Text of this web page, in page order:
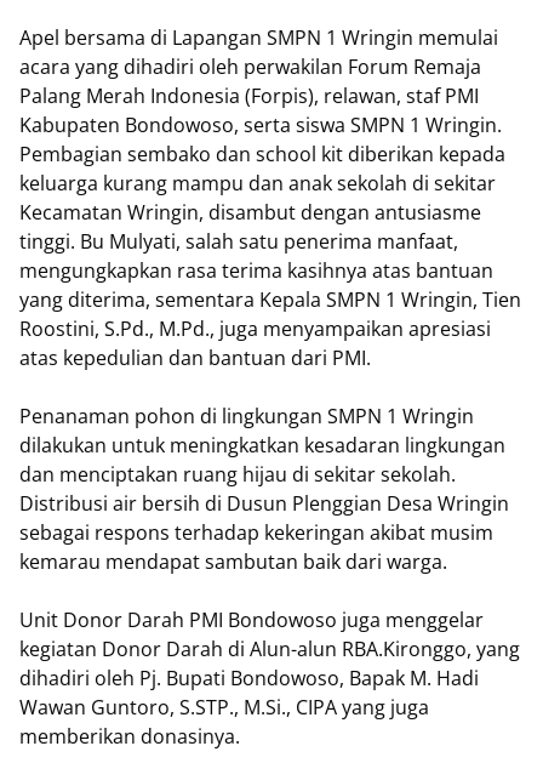
Apel bersama di Lapangan SMPN 1 Wringin memulai
acara yang dihadiri oleh perwakilan Forum Remaja
Palang Merah Indonesia (Forpis), relawan, staf PMI
Kabupaten Bondowoso, serta siswa SMPN 1 Wringin.
Pembagian sembako dan school kit diberikan kepada
keluarga kurang mampu dan anak sekolah di sekitar
Kecamatan Wringin, disambut dengan antusiasme
tinggi. Bu Mulyati, salah satu penerima manfaat,
mengungkapkan rasa terima kasihnya atas bantuan
yang diterima, sementara Kepala SMPN 1 Wringin, Tien
Roostini, S.Pd., M.Pd., juga menyampaikan apresiasi
atas kepedulian dan bantuan dari PMI.
Penanaman pohon di lingkungan SMPN 1 Wringin
dilakukan untuk meningkatkan kesadaran lingkungan
dan menciptakan ruang hijau di sekitar sekolah.
Distribusi air bersih di Dusun Plenggian Desa Wringin
sebagai respons terhadap kekeringan akibat musim
kemarau mendapat sambutan baik dari warga.
Unit Donor Darah PMI Bondowoso juga menggelar
kegiatan Donor Darah di Alun-alun RBA.Kironggo, yang
dihadiri oleh Pj. Bupati Bondowoso, Bapak M. Hadi
Wawan Guntoro, S.STP., M.Si., CIPA yang juga
memberikan donasinya.